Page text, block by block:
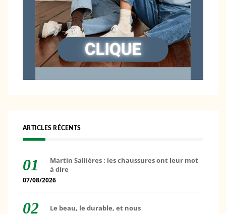
ARTICLES RÉCENTS
Martin Sallières : les chaussures ont leur mot
à dire
07/08/2026
Le beau, le durable, et nous